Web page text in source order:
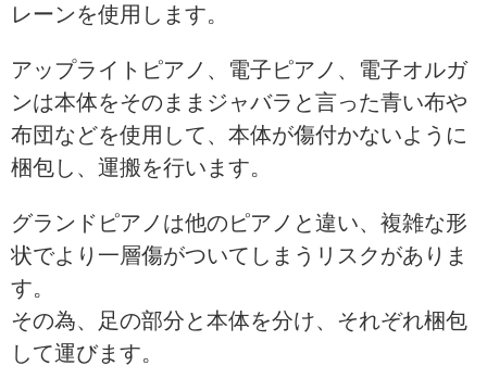
レーンを使用します。
アップライトピアノ、電子ピアノ、電子オルガ
ンは本体をそのままジャバラと言った青い布や
布団などを使用して、本体が傷付かないように
梱包し、運搬を行います。
グランドピアノは他のピアノと違い、複雑な形
状でより一層傷がついてしまうリスクがありま
す。
その為、足の部分と本体を分け、それぞれ梱包
して運びます。